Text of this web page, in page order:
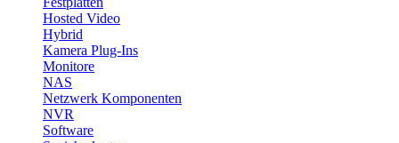
Hosted Video
Hybrid
Kamera Plug-Ins
Monitore
NAS
Netzwerk Komponenten
NVR
Software